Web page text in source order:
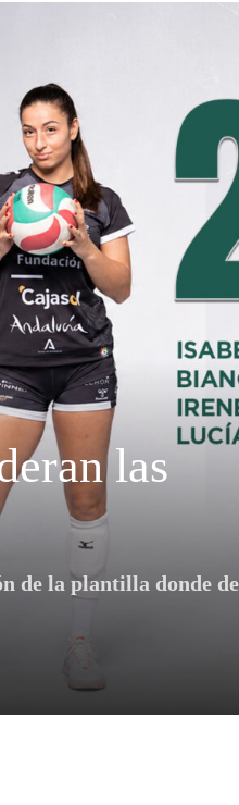
Semana
las
de la plantilla donde